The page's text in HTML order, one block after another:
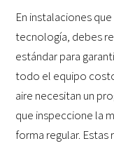
En instalaciones
tecnología, debes
estándar para
todo el equipo
aire necesitan un
que inspeccione la
forma regular. Estas